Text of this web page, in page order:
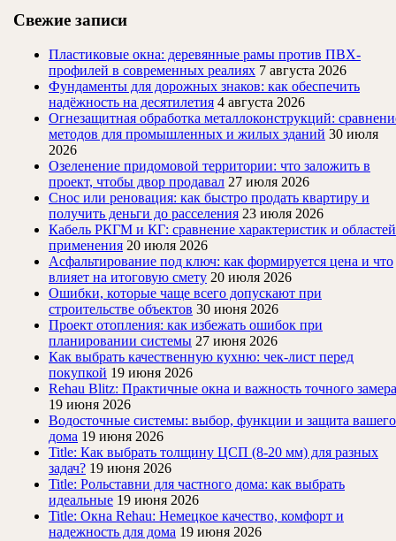
Свежие записи
Пластиковые окна: деревянные рамы против ПВХ-
профилей в современных реалиях 7 августа 2026
Фундаменты для дорожных знаков: как обеспечить
надёжность на десятилетия 4 августа 2026
Огнезащитная обработка металлоконструкций:
методов для промышленных и жилых зданий 30 июля
2026
Озеленение придомовой территории: что заложить в
проект, чтобы двор продавал 27 июля 2026
Снос или реновация: как быстро продать квартиру и
получить деньги до расселения 23 июля 2026
Кабель РКГМ и КГ: сравнение характеристик и областей
применения 20 июля 2026
Асфальтирование под ключ: как формируется цена и что
влияет на итоговую смету 20 июля 2026
Ошибки, которые чаще всего допускают при
строительстве объектов 30 июня 2026
Проект отопления: как избежать ошибок при
планировании системы 27 июня 2026
Как выбрать качественную кухню: чек-лист перед
покупкой 19 июня 2026
Rehau Blitz: Практичные окна и важность точного замера
19 июня 2026
Водосточные системы: выбор, функции и защита вашего
дома 19 июня 2026
Title: Как выбрать толщину ЦСП (8-20 мм) для разных
задач? 19 июня 2026
Title: Рольставни для частного дома: как выбрать
идеальные 19 июня 2026
Title: Окна Rehau: Немецкое качество, комфорт и
надежность для дома 19 июня 2026